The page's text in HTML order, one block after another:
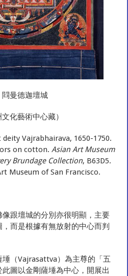
閰曼德迦壇城
文化藝術中心藏）
Vajrabhairava, 1650-1750.
on cotton.Asian Art Museum
Brundage Collection, B63D5.
Museum of San Francisco.
跟壇城的分別亦很明顯，主要
而是根據有無放射的中心而判
（Vajrasattva）為主尊的「五
圖以金剛薩埵為中心，開展出